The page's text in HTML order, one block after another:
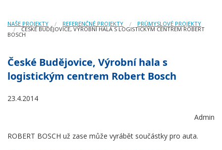
NAŠE PROJEKTY REFERENČNÉ PROJEKTY PRŮMYSLOVÉ PROJEKTY
ČESKÉ BUDĚJOVICE, VÝROBNÍ HALA S LOGISTICKÝM CENTREM ROBERT
BOSCH
České Budějovice, Výrobní hala s
logistickým centrem Robert Bosch
23.4.2014
Admin
ROBERT BOSCH už zase může vyrábět součástky pro auta.